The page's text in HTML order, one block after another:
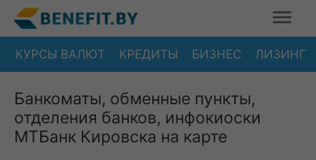
КУРСЫ ВАЛЮТ КРЕДИТЫ БИЗНЕС ЛИЗИНГ
Банкоматы, обменные пункты,
отделения банков, инфокиоски
МТБанк Кировска на карте